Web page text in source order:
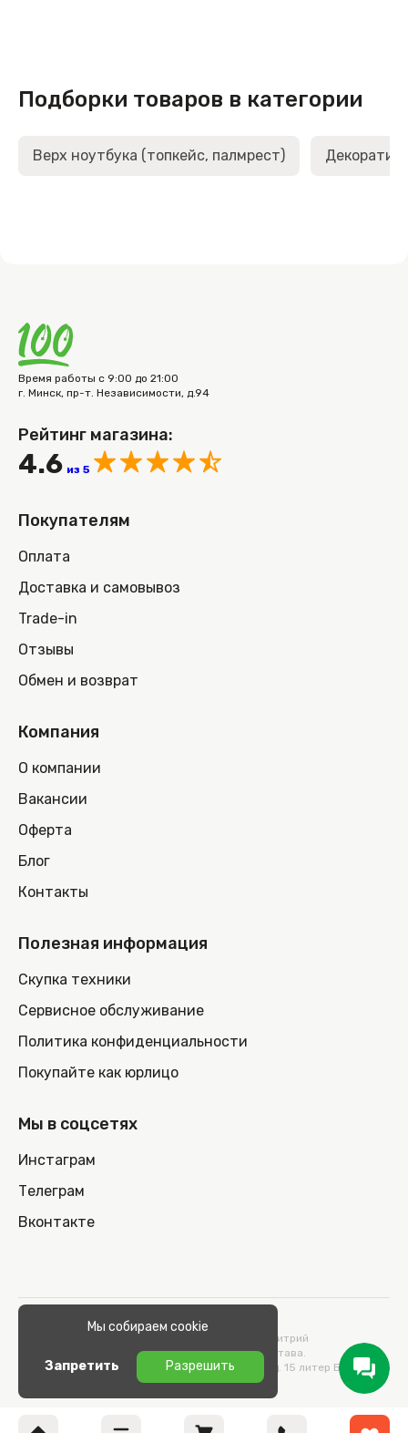
Подборки товаров в категории
Верх ноутбука (топкейс, палмрест)
Время работы с 9:00 до 21:00
г. Минск, пр-т. Независимости, д.94
Рейтинг магазина:
4.6 из 5
Покупателям
Оплата
Доставка и самовывоз
Trade-in
Отзывы
Обмен и возврат
Компания
О компании
Вакансии
Оферта
Блог
Контакты
Полезная информация
Скупка техники
Сервисное обслуживание
Политика конфиденциальности
Покупайте как юрлицо
Мы в соцсетях
Инстаграм
Телеграм
Вконтакте
© 2026 100nout.by,
ООО «СТОНОУТБУКОВ» Директор Метельский Дмитрий
Константинович, действующий на основании Устава.
Адрес: 220100, Беларусь, г. Минск, ул. Кульман, д. 15 литер Б 9/к.
Мы собираем cookie
Запретить Разрешить